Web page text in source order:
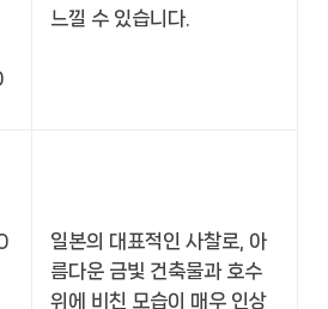
느낄 수 있습니다.
일본의 대표적인 사찰로, 아
름다운 금빛 건축물과 호수
위에 비친 모습이 매우 인상